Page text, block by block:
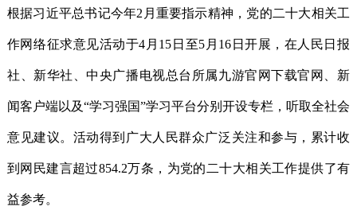
根据习近平总书记今年2月重要指示精神，党的二十大相关工
作网络征求意见活动于4月15日至5月16日开展，在人民日报
社、新华社、中央广播电视总台所属九游官网下载官网、新
闻客户端以及“学习强国”学习平台分别开设专栏，听取全社会
意见建议。活动得到广大人民群众广泛关注和参与，累计收
到网民建言超过854.2万条，为党的二十大相关工作提供了有
益参考。